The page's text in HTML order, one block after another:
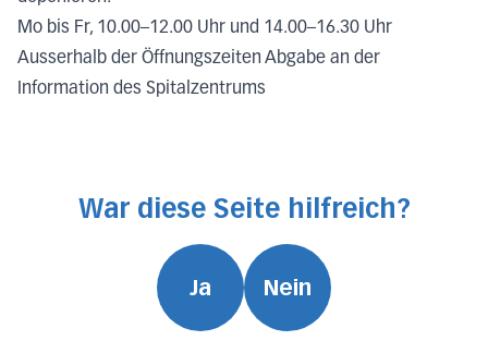
Mo bis Fr, 10.00–12.00 Uhr und 14.00–16.30 Uhr
Ausserhalb der Öffnungszeiten Abgabe an der
Information des Spitalzentrums
War diese Seite hilfreich?
Ja Nein